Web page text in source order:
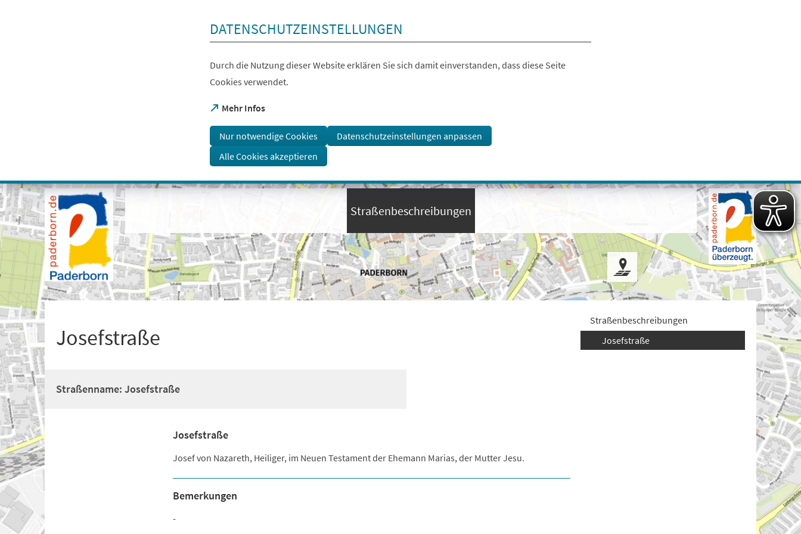
Visuelle
Assistenzsoftware
öffnen.
Mit
der
Tastatur
erreichbar
über
+
DATENSCHUTZEINSTELLUNGEN
Durch die Nutzung dieser Website erklären Sie sich damit einverstanden, dass diese Seite
Cookies verwendet.
Mehr Infos
(Öffnet
einem
neuen
Tab)
Nur notwendige Cookies
Datenschutzeinstellungen anpassen
Alle Cookies akzeptieren
Straßenbeschreibungen
Josefstraße
Straßenname: Josefstraße
Josefstraße
Josef von Nazareth, Heiliger, im Neuen Testament der Ehemann Marias, der Mutter Jesu.
Bemerkungen
-
Straßenbeschreibungen
Josefstraße